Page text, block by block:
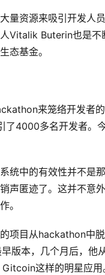
量资源来吸引开发人
Vitalik Buterin也是
态基金。
来笼络开发者
了4000多名开发者。
统中的有效性并不是
声匿迹了。这并不意
。
项目从hackathon中
版本，几个月后，他
这样的明星应用